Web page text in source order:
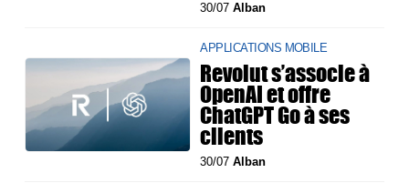
30/07Alban
APPLICATIONS MOBILE
Revolut s’associe à
OpenAI et offre
ChatGPT Go à ses
clients
30/07Alban